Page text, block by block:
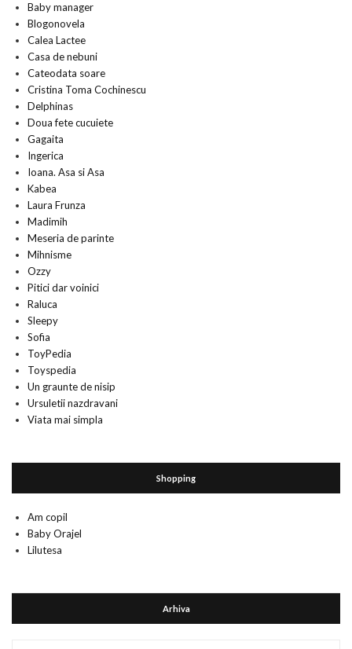
Baby manager
Blogonovela
Calea Lactee
Casa de nebuni
Cateodata soare
Cristina Toma Cochinescu
Delphinas
Doua fete cucuiete
Gagaita
Ingerica
Ioana. Asa si Asa
Kabea
Laura Frunza
Madimih
Meseria de parinte
Mihnisme
Ozzy
Pitici dar voinici
Raluca
Sleepy
Sofia
ToyPedia
Toyspedia
Un graunte de nisip
Ursuletii nazdravani
Viata mai simpla
Shopping
Am copil
Baby Orajel
Lilutesa
Arhiva